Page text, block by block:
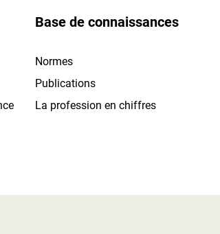
Base de connaissances
Normes
Publications
La profession en chiffres